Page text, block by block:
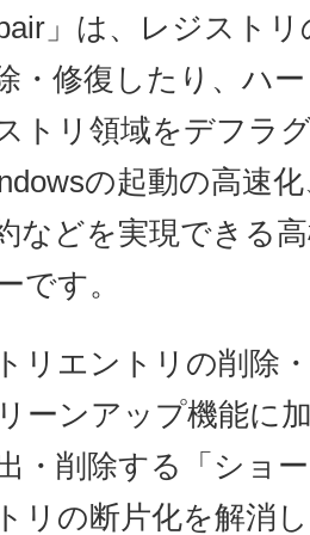
」は、レジスト
・修復したり、ハ
トリ領域をデフラ
の起動の高速
などを実現できる
です。
リエントリの削除
ーンアップ機能に
・削除する「ショ
リの断片化を解消